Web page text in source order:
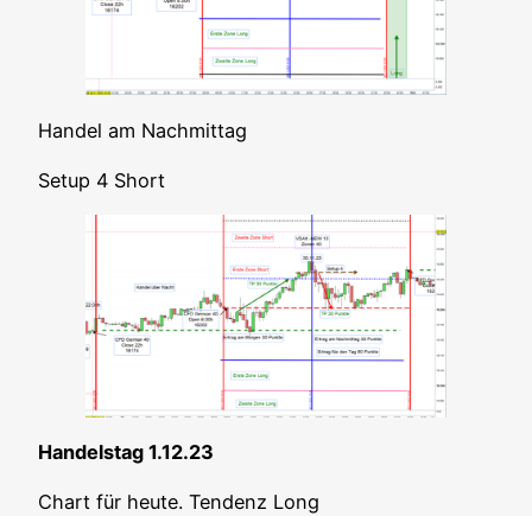
Han­del am Nachmittag
Set­up 4 Short
Han­dels­tag 1.12.23
Chart für heu­te. Ten­denz Long